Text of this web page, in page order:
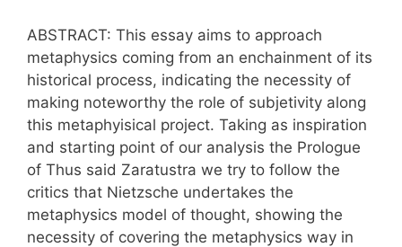
ABSTRACT: This essay aims to approach
metaphysics coming from an enchainment of its
historical process, indicating the necessity of
making noteworthy the role of subjetivity along
this metaphyisical project. Taking as inspiration
and starting point of our analysis the Prologue
of Thus said Zaratustra we try to follow the
critics that Nietzsche undertakes the
metaphysics model of thought, showing the
necessity of covering the metaphysics way in